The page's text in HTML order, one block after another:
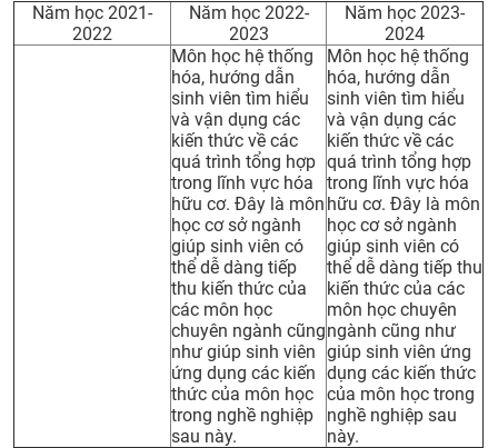
ĐÀO TẠO
ĐẢM BẢO CHẤT LƯỢNG
KHOA HỌC CÔNG NGHỆ
CỰU NGƯỜI HỌC
Năm học 2021-
2022
Năm học 2022-
2023
Năm học 2023-
2024
Môn học hệ thống
hóa, hướng dẫn
sinh viên tìm hiểu
và vận dụng các
kiến thức về các
quá trình tổng hợp
trong lĩnh vực hóa
hữu cơ. Đây là môn
học cơ sở ngành
giúp sinh viên có
thể dễ dàng tiếp
thu kiến thức của
các môn học
chuyên ngành cũng
như giúp sinh viên
ứng dụng các kiến
thức của môn học
trong nghề nghiệp
sau này.
Môn học hệ thống
hóa, hướng dẫn
sinh viên tìm hiểu
và vận dụng các
kiến thức về các
quá trình tổng hợp
trong lĩnh vực hóa
hữu cơ. Đây là môn
học cơ sở ngành
giúp sinh viên có
thể dễ dàng tiếp thu
kiến thức của các
môn học chuyên
ngành cũng như
giúp sinh viên ứng
dụng các kiến thức
của môn học trong
nghề nghiệp sau
này.